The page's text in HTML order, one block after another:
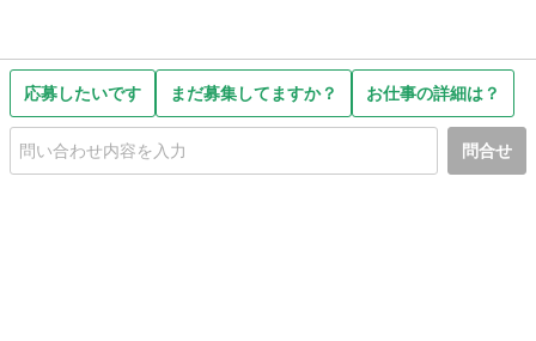
応募したいです まだ募集してますか？ お仕事の詳細は？
問合せ